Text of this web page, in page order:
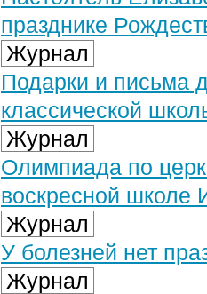
празднике
Журнал
Подарки и письма
классической
Журнал
Олимпиада по
воскресной школе
Журнал
У болезней нет
Журнал